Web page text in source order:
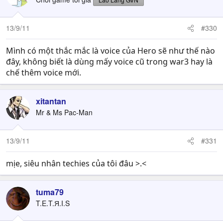
13/9/11 #330
Mình có một thắc mắc là voice của Hero sẽ như thế nào
đây, không biết là dùng mấy voice cũ trong war3 hay là
chế thêm voice mới.
xitantan
Mr & Ms Pac-Man
13/9/11 #331
mịe, siêu nhân techies của tôi đâu >.<
tuma79
T.E.T.Я.I.S